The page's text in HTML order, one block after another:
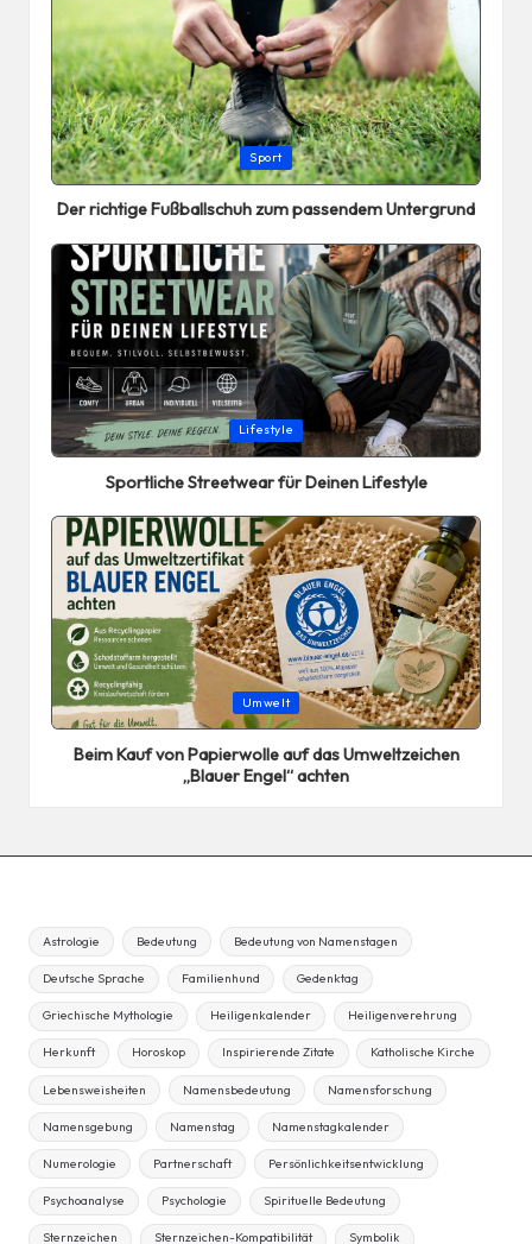
Posted
in
Sport
Der richtige Fußballschuh zum passendem Untergrund
Posted
in
Lifestyle
Sportliche Streetwear für Deinen Lifestyle
Posted
in
Umwelt
Beim Kauf von Papierwolle auf das Umweltzeichen
„Blauer Engel“ achten
Astrologie Bedeutung Bedeutung von Namenstagen
Deutsche Sprache Familienhund Gedenktag
Griechische Mythologie Heiligenkalender Heiligenverehrung
Herkunft Horoskop Inspirierende Zitate Katholische Kirche
Lebensweisheiten Namensbedeutung Namensforschung
Namensgebung Namenstag Namenstagkalender
Numerologie Partnerschaft Persönlichkeitsentwicklung
Psychoanalyse Psychologie Spirituelle Bedeutung
Sternzeichen Sternzeichen-Kompatibilität Symbolik